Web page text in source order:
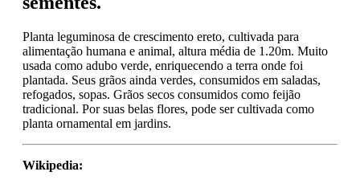
Planta leguminosa de crescimento ereto, cultivada para
alimentação humana e animal, altura média de 1.20m. Muito
usada como adubo verde, enriquecendo a terra onde foi
plantada. Seus grãos ainda verdes, consumidos em saladas,
refogados, sopas. Grãos secos consumidos como feijão
tradicional. Por suas belas flores, pode ser cultivada como
planta ornamental em jardins.
Wikipedia: